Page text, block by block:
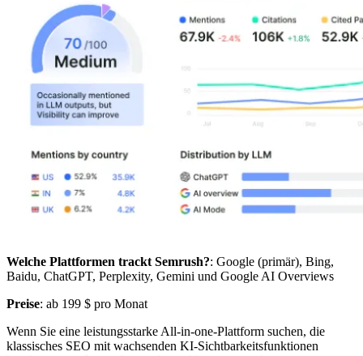
Welche Plattformen trackt Semrush?: Google (primär), Bing,
Baidu, ChatGPT, Perplexity, Gemini und Google AI Overviews
Preise: ab 199 $ pro Monat
Wenn Sie eine leistungsstarke All-in-one-Plattform suchen, die
klassisches SEO mit wachsenden KI-Sichtbarkeitsfunktionen